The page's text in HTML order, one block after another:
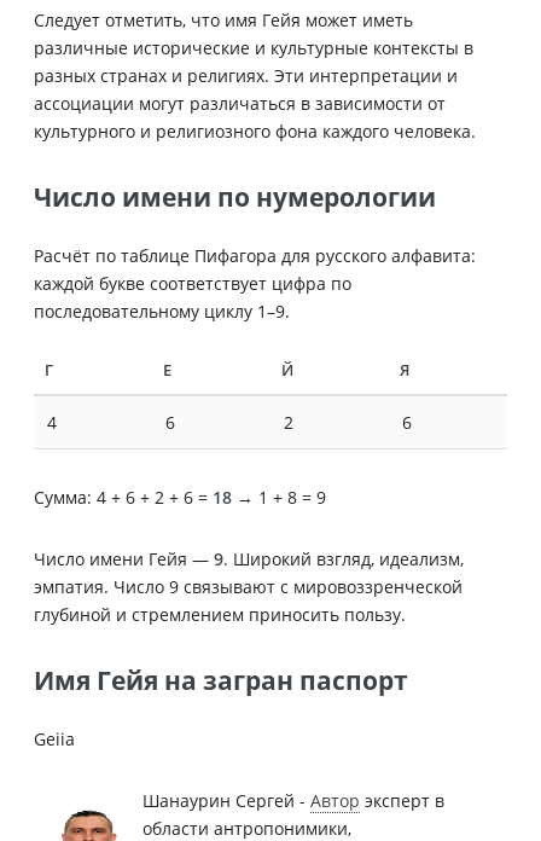
Следует отметить, что имя Гейя может иметь
различные исторические и культурные контексты в
разных странах и религиях. Эти интерпретации и
ассоциации могут различаться в зависимости от
культурного и религиозного фона каждого человека.
Число имени по нумерологии
Расчёт по таблице Пифагора для русского алфавита:
каждой букве соответствует цифра по
последовательному циклу 1–9.
Г Е Й Я
4 6 2 6
Сумма: 4 + 6 + 2 + 6 = 18 → 1 + 8 = 9
Число имени Гейя — 9. Широкий взгляд, идеализм,
эмпатия. Число 9 связывают с мировоззренческой
глубиной и стремлением приносить пользу.
Имя Гейя на загран паспорт
Geiia
Шанаурин Сергей - Автор эксперт в
области антропонимики,